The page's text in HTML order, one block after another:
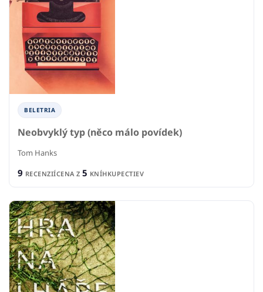
BELETRIA
Neobvyklý typ (něco málo povídek)
Tom Hanks
9 RECENZIÍCENA Z 5 KNÍHKUPECTIEV